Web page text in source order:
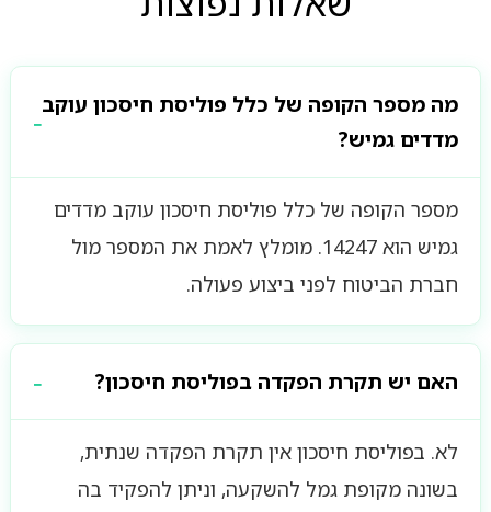
מה מספר הקופה של כלל פוליסת חיסכון עוקב
מדדים גמיש?
מספר הקופה של כלל פוליסת חיסכון עוקב מדדים
גמיש הוא 14247. מומלץ לאמת את המספר מול
חברת הביטוח לפני ביצוע פעולה.
האם יש תקרת הפקדה בפוליסת חיסכון?
לא. בפוליסת חיסכון אין תקרת הפקדה שנתית,
בשונה מקופת גמל להשקעה, וניתן להפקיד בה